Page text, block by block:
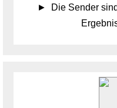
Die Sender